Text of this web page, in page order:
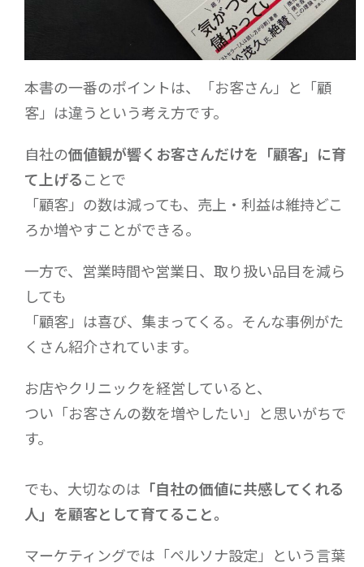
本書の一番のポイントは、「お客さん」と「顧
客」は違うという考え方です。
自社の価値観が響くお客さんだけを「顧客」に育
て上げることで
「顧客」の数は減っても、売上・利益は維持どこ
ろか増やすことができる。
一方で、営業時間や営業日、取り扱い品目を減ら
しても
「顧客」は喜び、集まってくる。そんな事例がた
くさん紹介されています。
お店やクリニックを経営していると、
つい「お客さんの数を増やしたい」と思いがちで
す。
でも、大切なのは 「自社の価値に共感してくれる
人」を顧客として育てること。
マーケティングでは「ペルソナ設定」という言葉